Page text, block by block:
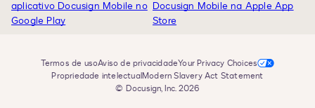
Termos de usoAviso de privacidadeYour Privacy Choices
Propriedade intelectualModern Slavery Act Statement
© Docusign, Inc. 2026